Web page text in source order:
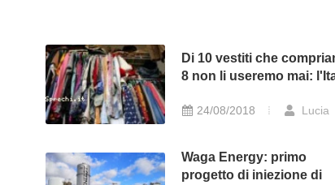
Di 10 vestiti che
8 non li useremo mai:
24/08/2018 Lucia
Waga Energy: primo
progetto di iniezione di